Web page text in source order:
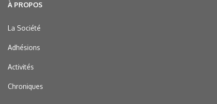
À PROPOS
La Société
Adhésions
Activités
Chroniques